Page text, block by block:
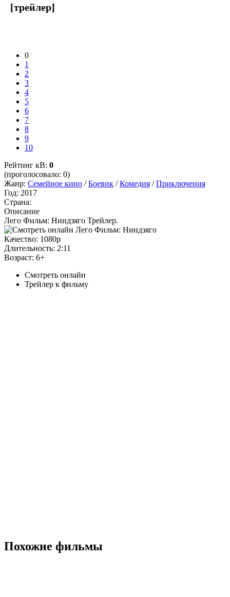
[трейлер]
0
1
2
3
4
5
6
7
8
9
10
Рейтинг кВ: 0
(проголосовало: 0)
Жанр: Семейное кино /Боевик /Комедия /Приключения
Год: 2017
Страна:
Описание
Лего Фильм: Ниндзяго Трейлер.
Качество: 1080p
Длительность: 2:11
Возраст: 6+
Смотреть онлайн
Трейлер к фильму
Похожие фильмы